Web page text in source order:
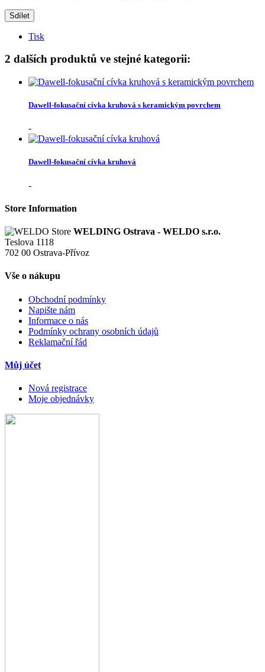
Sdílet
Tisk
2 dalších produktů ve stejné kategorii:
Dawell-fokusační cívka kruhová s keramickým povrchem
-
Dawell-fokusační cívka kruhová
-
Store Information
WELDING Ostrava - WELDO s.r.o.
Teslova 1118
702 00 Ostrava-Přívoz
Vše o nákupu
Obchodní podmínky
Napište nám
Informace o nás
Podmínky ochrany osobních údajů
Reklamační řád
Můj účet
Nová registrace
Moje objednávky